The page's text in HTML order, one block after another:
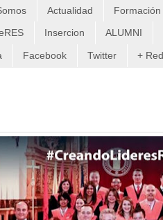
Actualidad Formación
Insercion ALUMNI
Facebook Twitter +